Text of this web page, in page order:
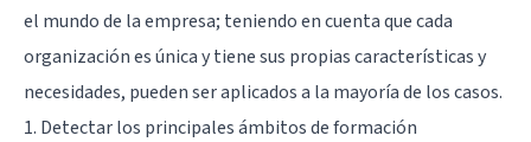
el mundo de la empresa; teniendo en cuenta que cada
organización es única y tiene sus propias características y
necesidades, pueden ser aplicados a la mayoría de los casos.
1. Detectar los principales ámbitos de formación